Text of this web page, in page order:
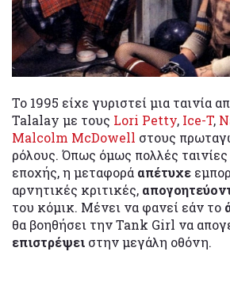
Το 1995 είχε γυριστεί μια ταινία
Talalay με τους Lori Petty, Ice-T,
Malcolm McDowell στους
ρόλους. Όπως όμως πολλές
εποχής, η μεταφορά απέτυχε
αρνητικές κριτικές,
του κόμικ. Μένει να φανεί εάν το
θα βοηθήσει την Tank Girl να
επιστρέψει στην μεγάλη οθόνη.